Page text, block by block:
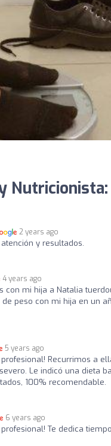
Nutricionista:
2 years ago
y resultados.
4 years ago
con mi hija a Natalia
peso con mi hija en un
5 years ago
Recurrimos a
Le indicó una dieta
100% recomendable.
6 years ago
Te dedica